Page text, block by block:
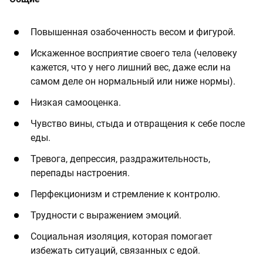
Повышенная озабоченность весом и фигурой.
Искаженное восприятие своего тела (человеку
кажется, что у него лишний вес, даже если на
самом деле он нормальный или ниже нормы).
Низкая самооценка.
Чувство вины, стыда и отвращения к себе после
еды.
Тревога, депрессия, раздражительность,
перепады настроения.
Перфекционизм и стремление к контролю.
Трудности с выражением эмоций.
Социальная изоляция, которая помогает
избежать ситуаций, связанных с едой.